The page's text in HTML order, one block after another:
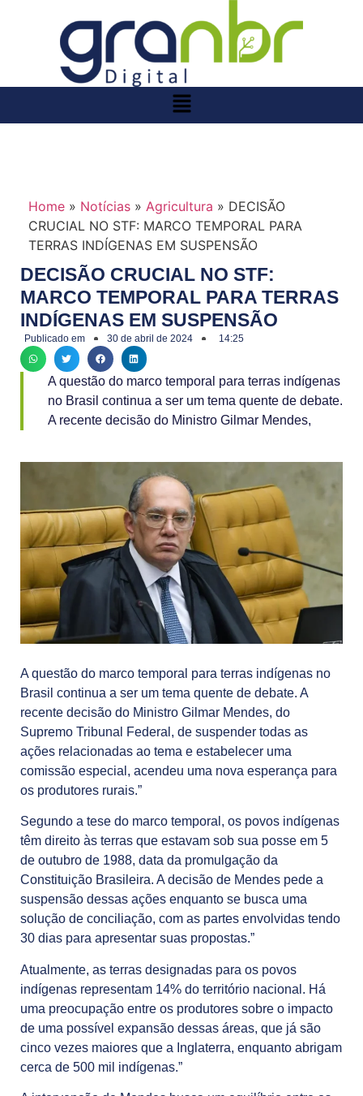
Home » Notícias » Agricultura » DECISÃO
CRUCIAL NO STF: MARCO TEMPORAL PARA
TERRAS INDÍGENAS EM SUSPENSÃO
DECISÃO CRUCIAL NO STF:
MARCO TEMPORAL PARA TERRAS
INDÍGENAS EM SUSPENSÃO
Publicado em 30 de abril de 2024 14:25
A questão do marco temporal para terras indígenas
no Brasil continua a ser um tema quente de debate.
A recente decisão do Ministro Gilmar Mendes,
A questão do marco temporal para terras indígenas no
Brasil continua a ser um tema quente de debate. A
recente decisão do Ministro Gilmar Mendes, do
Supremo Tribunal Federal, de suspender todas as
ações relacionadas ao tema e estabelecer uma
comissão especial, acendeu uma nova esperança para
os produtores rurais.”
Segundo a tese do marco temporal, os povos indígenas
têm direito às terras que estavam sob sua posse em 5
de outubro de 1988, data da promulgação da
Constituição Brasileira. A decisão de Mendes pede a
suspensão dessas ações enquanto se busca uma
solução de conciliação, com as partes envolvidas tendo
30 dias para apresentar suas propostas.”
Atualmente, as terras designadas para os povos
indígenas representam 14% do território nacional. Há
uma preocupação entre os produtores sobre o impacto
de uma possível expansão dessas áreas, que já são
cinco vezes maiores que a Inglaterra, enquanto abrigam
cerca de 500 mil indígenas.”